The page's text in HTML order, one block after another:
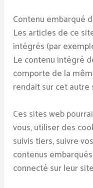
Contenu embarqué
Les articles de ce
intégrés (par
Le contenu intégré
comporte de la
rendait sur cet autre
Ces sites web
vous, utiliser des
suivis tiers, suivre
contenus
connecté sur leur